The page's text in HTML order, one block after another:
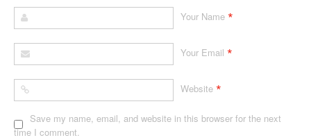
Your Name *
Your Email *
Website *
Save my name, email, and website in this browser for the next
time I comment.